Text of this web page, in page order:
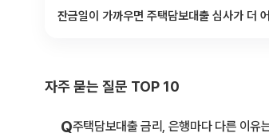
잔금일이 가까우면 주택담보대출 심사가 더
자주 묻는 질문 TOP 10
Q주택담보대출 금리, 은행마다 다른 이유